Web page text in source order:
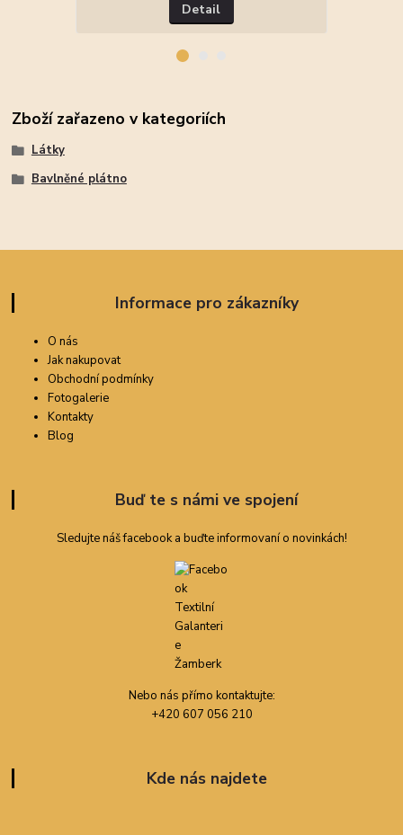
Detail
Zboží zařazeno v kategoriích
Látky
Bavlněné plátno
Informace pro zákazníky
O nás
Jak nakupovat
Obchodní podmínky
Fotogalerie
Kontakty
Blog
Buď te s námi ve spojení
Sledujte náš facebook a buďte informovaní o novinkách!
Nebo nás přímo kontaktujte:
+420 607 056 210
Kde nás najdete